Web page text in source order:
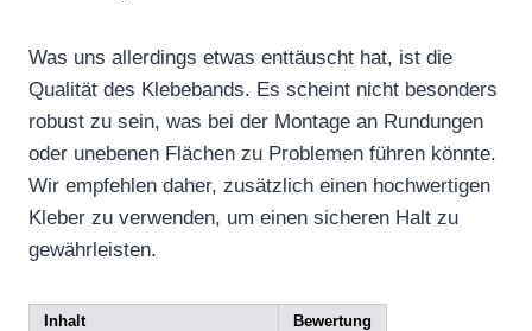
Was uns allerdings etwas enttäuscht hat, ist die
Qualität des Klebebands. Es scheint nicht besonders
robust zu sein, was bei der Montage an Rundungen
oder unebenen Flächen zu Problemen führen könnte.
Wir empfehlen daher, zusätzlich einen hochwertigen
Kleber zu verwenden, um einen sicheren Halt zu
gewährleisten.
Inhalt
Bewertung